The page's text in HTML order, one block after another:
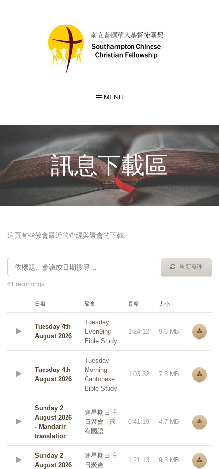
MENU
訊息下載區
這頁有些教會最近的查經與聚會的下載.
重新整理
61 recordings
日期 聚會 長度 大小
Tuesday 4th
August 2026
Tuesday
Even9ing
Bible Study
1:24:12 9.6 MB
Tuesday 4th
August 2026
Tuesday
Morning
Cantonese
Bible Study
1:03:32 7.3 MB
Sunday 2
August 2026
- Mandarin
translation
逢星期日 主
日聚會 - 只
有國語
0:41:19 4.7 MB
Sunday 2
August 2026
逢星期日 主
日聚會
1:21:13 9.3 MB